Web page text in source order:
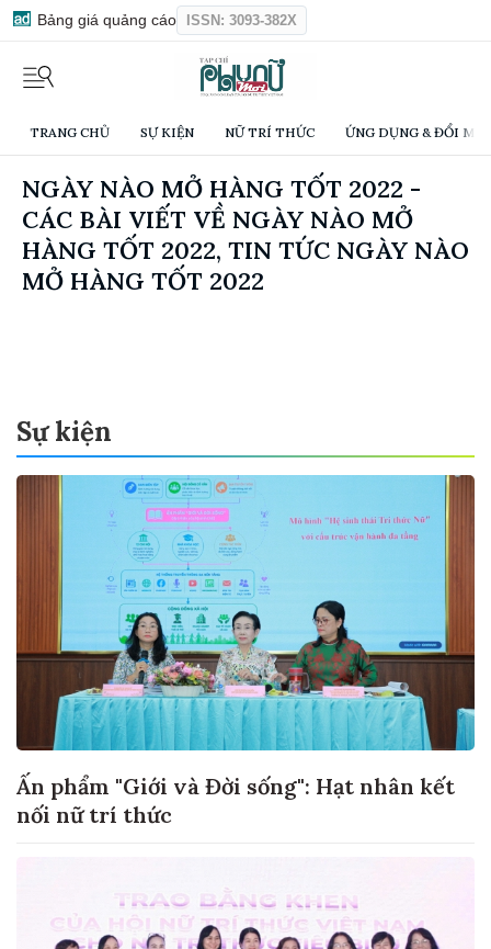
Bảng giá quảng cáo ISSN: 3093-382X
TRANG CHỦ SỰ KIỆN NỮ TRÍ THỨC ỨNG DỤNG & ĐỔI
NGÀY NÀO MỞ HÀNG TỐT 2022 -
CÁC BÀI VIẾT VỀ NGÀY NÀO MỞ
HÀNG TỐT 2022, TIN TỨC NGÀY NÀO
MỞ HÀNG TỐT 2022
Sự kiện
Ấn phẩm "Giới và Đời sống": Hạt nhân kết
nối nữ trí thức